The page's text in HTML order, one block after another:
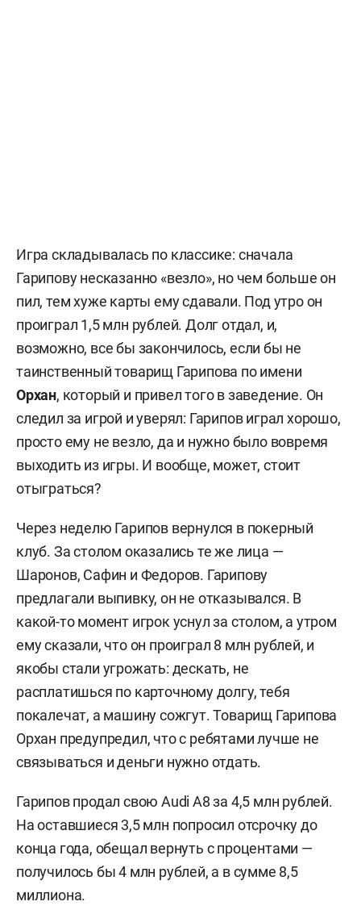
Игра складывалась по классике: сначала
Гарипову несказанно «везло», но чем больше он
пил, тем хуже карты ему сдавали. Под утро он
проиграл 1,5 млн рублей. Долг отдал, и,
возможно, все бы закончилось, если бы не
таинственный товарищ Гарипова по имени
Орхан, который и привел того в заведение. Он
следил за игрой и уверял: Гарипов играл хорошо,
просто ему не везло, да и нужно было вовремя
выходить из игры. И вообще, может, стоит
отыграться?
Через неделю Гарипов вернулся в покерный
клуб. За столом оказались те же лица —
Шаронов, Сафин и Федоров. Гарипову
предлагали выпивку, он не отказывался. В
какой-то момент игрок уснул за столом, а утром
ему сказали, что он проиграл 8 млн рублей, и
якобы стали угрожать: дескать, не
расплатишься по карточному долгу, тебя
покалечат, а машину сожгут. Товарищ Гарипова
Орхан предупредил, что с ребятами лучше не
связываться и деньги нужно отдать.
Гарипов продал свою Audi А8 за 4,5 млн рублей.
На оставшиеся 3,5 млн попросил отсрочку до
конца года, обещал вернуть с процентами —
получилось бы 4 млн рублей, а в сумме 8,5
миллиона.